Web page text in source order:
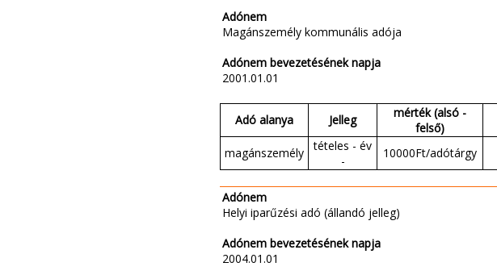
Adónem
Magánszemély kommunális adója
Adónem bevezetésének napja
2001.01.01
Adó alanya Jelleg
mérték (alsó -
felső)
magánszemély
tételes - év
-
10000Ft/adótárgy
Adónem
Helyi iparűzési adó (állandó jelleg)
Adónem bevezetésének napja
2004.01.01